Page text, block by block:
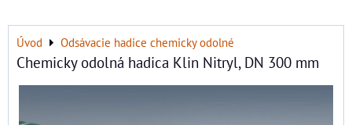
Úvod Odsávacie hadice chemicky odolné
Chemicky odolná hadica Klin Nitryl, DN 300 mm